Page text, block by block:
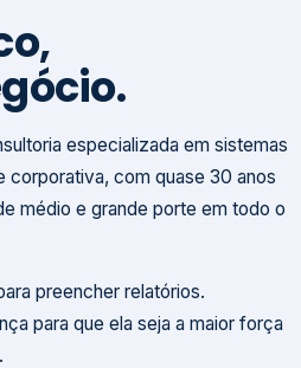
especializada em sistemas
corporativa, com quase 30 anos
médio e grande porte em todo o
preencher relatórios.
para que ela seja a maior força